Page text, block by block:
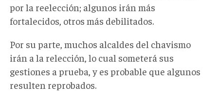
por la reelección; algunos irán más
fortalecidos, otros más debilitados.
Por su parte, muchos alcaldes del chavismo
irán a la relección, lo cual someterá sus
gestiones a prueba, y es probable que algunos
resulten reprobados.